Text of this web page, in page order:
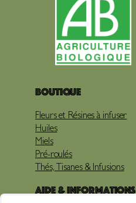
Boutique
Fleurs et Résines à infuser
Huiles
Miels
Pré-roulés
Thés, Tisanes & Infusions
Aide & Informations